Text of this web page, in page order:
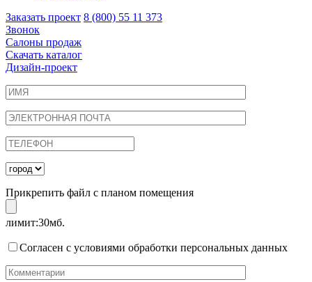
Заказать проект 8 (800) 55 11 373
Звонок
Салоны продаж
Скачать каталог
Дизайн-проект
Прикрепить файл с планом помещения
лимит:30мб.
Согласен с условиями обработки персональных данных